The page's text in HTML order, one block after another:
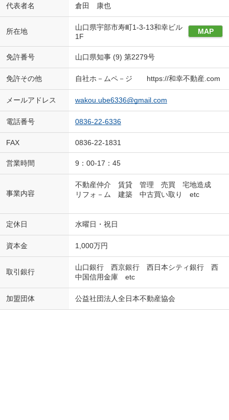
代表者名 倉田 康也
所在地
山口県宇部市寿町1-3-13和幸ビル
1F
MAP
免許番号 山口県知事 (9) 第2279号
免許その他 自社ホ－ムペ－ジ https://和幸不動産.com
メールアドレス wakou.ube6336@gmail.com
電話番号 0836-22-6336
FAX 0836-22-1831
営業時間 9：00-17：45
事業内容
不動産仲介 賃貸 管理 売買 宅地造成
リフォ－ム 建築 中古買い取り etc
定休日 水曜日・祝日
資本金 1,000万円
取引銀行
山口銀行 西京銀行 西日本シティ銀行 西
中国信用金庫 etc
加盟団体 公益社団法人全日本不動産協会